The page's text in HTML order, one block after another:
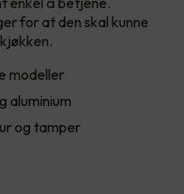
for at den skal kunne
modeller
aluminium
og tamper